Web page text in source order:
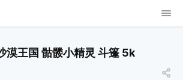
漠王国 骷髅小精灵 斗篷 5k